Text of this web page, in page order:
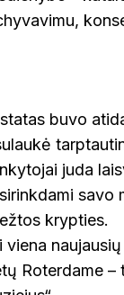
buvo
juda
savo
krypties.
viena
Roterdame –